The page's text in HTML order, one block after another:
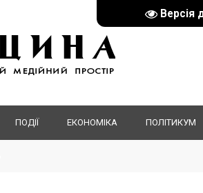
Версія
ПОДІЇ ЕКОНОМІКА ПОЛІТИКУМ